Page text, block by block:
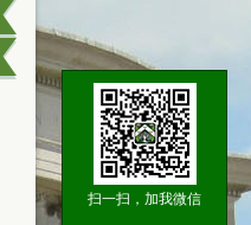
扫一扫，加我微信